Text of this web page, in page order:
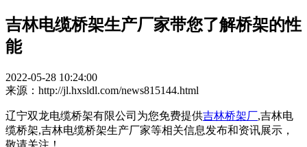
吉林电缆桥架生产厂家带您了解桥架的性
能
2022-05-28 10:24:00
来源：http://jl.hxsldl.com/news815144.html
辽宁双龙电缆桥架有限公司为您免费提供吉林桥架厂,吉林电
缆桥架,吉林电缆桥架生产厂家等相关信息发布和资讯展示，
敬请关注！